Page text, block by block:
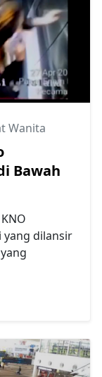
Wanita
Bawah
yang dilansir